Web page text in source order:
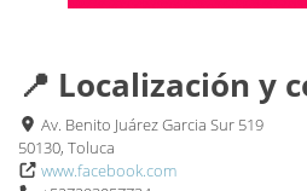
📍 Localización y
Av. Benito Juárez Garcia Sur 519
50130, Toluca
www.facebook.com